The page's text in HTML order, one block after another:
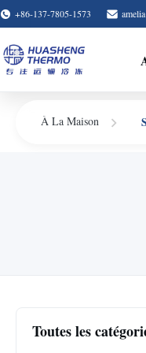
+86-137-7805-1573
À La Maison
Toutes les